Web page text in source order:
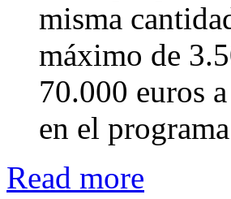
misma
máximo de
70.000 euros
en el
Read more